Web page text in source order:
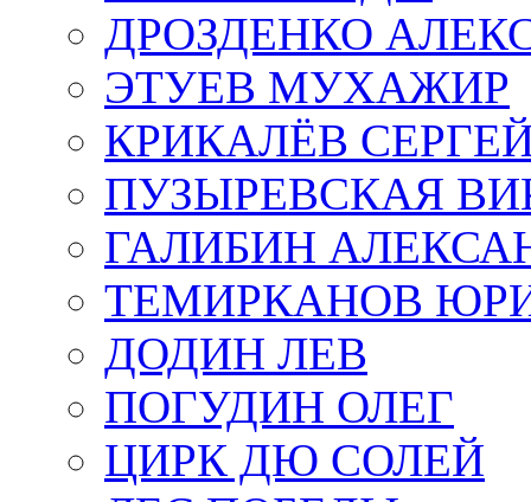
ДРОЗДЕНКО
ЭТУЕВ МУХАЖИР
КРИКАЛЁВ
ПУЗЫРЕВСКАЯ
ГАЛИБИН
ТЕМИРКАНОВ
ДОДИН ЛЕВ
ПОГУДИН ОЛЕГ
ЦИРК ДЮ СОЛЕЙ